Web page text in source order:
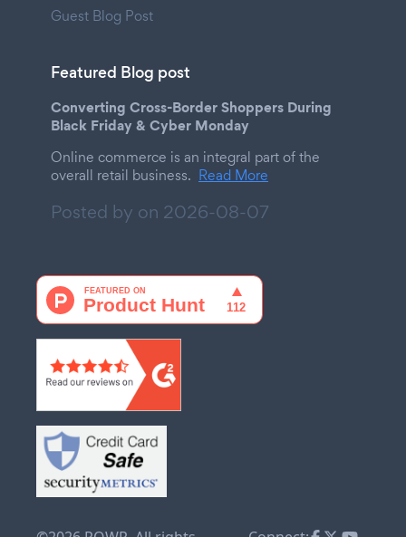
Guest Blog Post
Featured Blog post
Converting Cross-Border Shoppers During
Black Friday & Cyber Monday
Online commerce is an integral part of the
overall retail business. Read More
Posted by on 2026-08-07